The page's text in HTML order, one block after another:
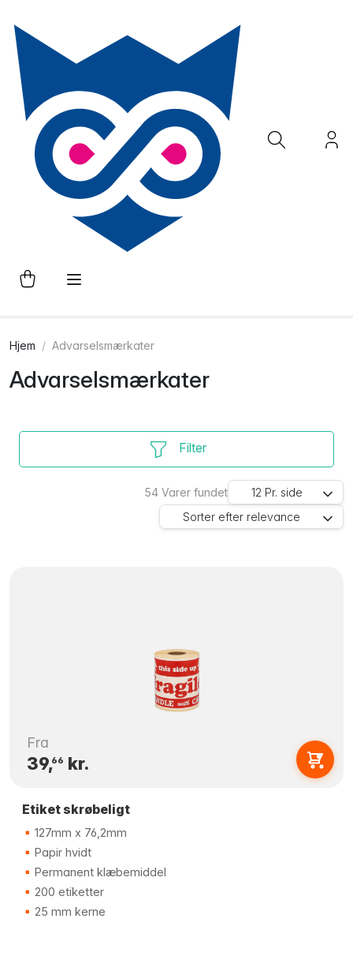
Hjem Advarselsmærkater
Advarselsmærkater
Filter
54Varer fundet 12 Pr. side
Sorter efter relevance
Fra
39,66 kr.
Etiket skrøbeligt
127mm x 76,2mm
Papir hvidt
Permanent klæbemiddel
200 etiketter
25 mm kerne